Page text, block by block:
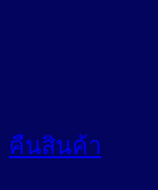
คืนสินค้า